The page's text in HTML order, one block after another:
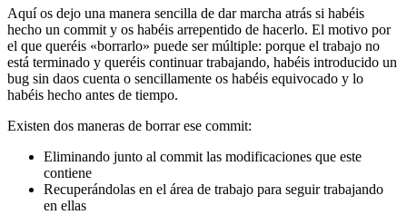
Aquí os dejo una manera sencilla de dar marcha atrás si habéis
hecho un commit y os habéis arrepentido de hacerlo. El motivo por
el que queréis «borrarlo» puede ser múltiple: porque el trabajo no
está terminado y queréis continuar trabajando, habéis introducido un
bug sin daos cuenta o sencillamente os habéis equivocado y lo
habéis hecho antes de tiempo.
Existen dos maneras de borrar ese commit:
Eliminando junto al commit las modificaciones que este
contiene
Recuperándolas en el área de trabajo para seguir trabajando
en ellas